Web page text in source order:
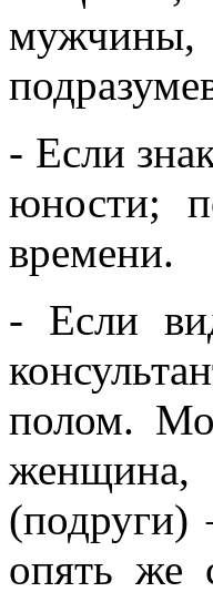
- Если
юности;
времени.
- Если
полом.
(подруги)
опять же